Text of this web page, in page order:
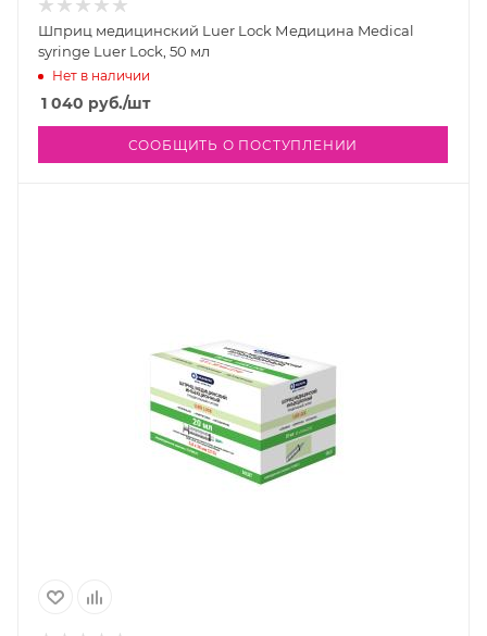
Шприц медицинский Luer Lock Медицина Medical
syringe Luer Lock, 50 мл
Нет в наличии
1 040 руб./шт
СООБЩИТЬ О ПОСТУПЛЕНИИ